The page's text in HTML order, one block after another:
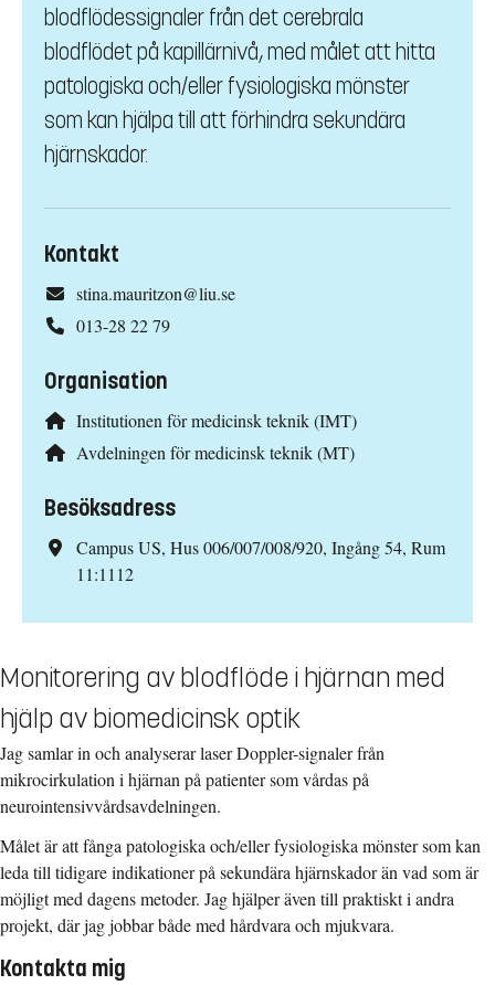
blodflödessignaler från det cerebrala
blodflödet på kapillärnivå, med målet att hitta
patologiska och/eller fysiologiska mönster
som kan hjälpa till att förhindra sekundära
hjärnskador.
Kontakt
stina.mauritzon@liu.se
013-28 22 79
Organisation
Institutionen för medicinsk teknik (IMT)
Avdelningen för medicinsk teknik (MT)
Besöksadress
Campus US, Hus 006/007/008/920, Ingång 54, Rum
11:1112
Monitorering av blodflöde i hjärnan med
hjälp av biomedicinsk optik
Jag samlar in och analyserar laser Doppler-signaler från
mikrocirkulation i hjärnan på patienter som vårdas på
neurointensivvårdsavdelningen.
Målet är att fånga patologiska och/eller fysiologiska mönster som kan
leda till tidigare indikationer på sekundära hjärnskador än vad som är
möjligt med dagens metoder. Jag hjälper även till praktiskt i andra
projekt, där jag jobbar både med hårdvara och mjukvara.
Kontakta mig